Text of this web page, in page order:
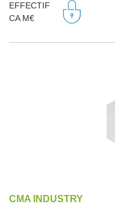
EFFECTIF
CA M€
CMA INDUSTRY